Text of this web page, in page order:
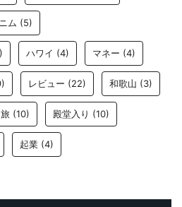
ム (5)
ハワイ (4) マネー (4)
レビュー (22) 和歌山 (3)
旅 (10) 殿堂入り (10)
起業 (4)